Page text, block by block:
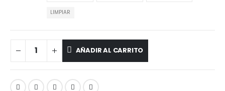
LIMPIAR
AÑADIR AL CARRITO